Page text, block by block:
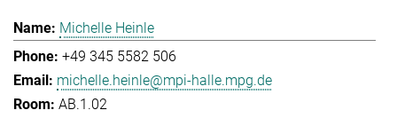
Michelle Heinle
+49 345 5582 506
michelle.heinle@mpi-halle.mpg.de
AB.1.02